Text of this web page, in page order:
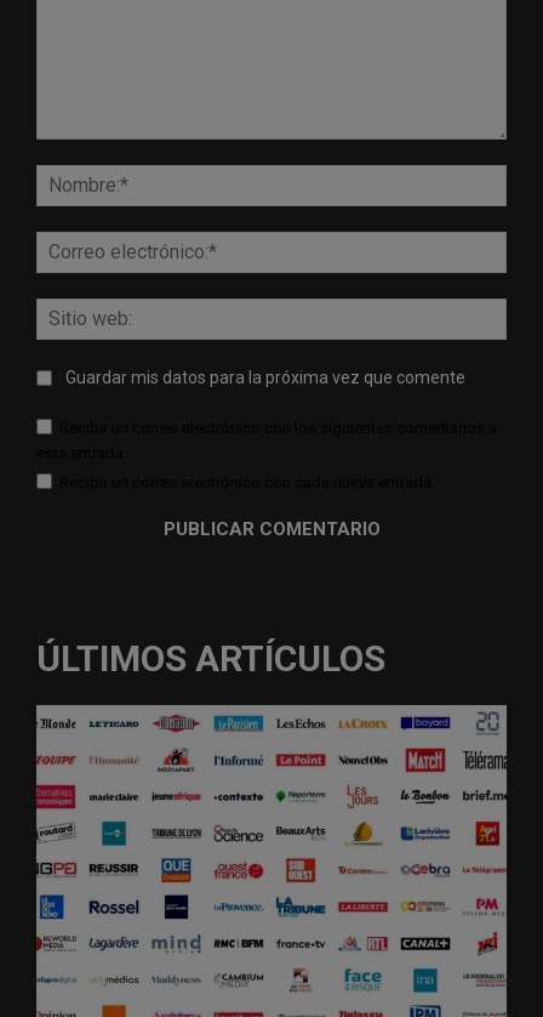
Guardar mis datos para la próxima vez que comente
ÚLTIMOS ARTÍCULOS